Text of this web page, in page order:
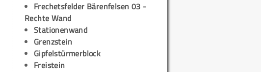
Frechetsfelder Bärenfelsen 03 -
Rechte Wand
Stationenwand
Grenzstein
Gipfelstürmerblock
Freistein